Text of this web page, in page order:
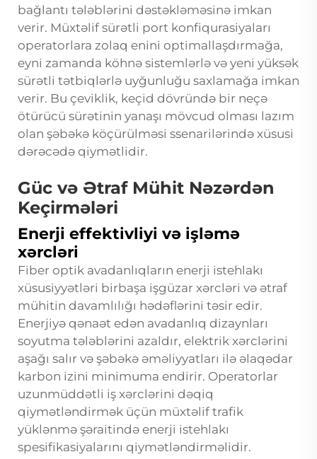
bağlantı tələblərini dəstəkləməsinə imkan
verir. Müxtəlif sürətli port konfiqurasiyaları
operatorlara zolaq enini optimallaşdırmağa,
eyni zamanda köhnə sistemlərlə və yeni yüksək
sürətli tətbiqlərlə uyğunluğu saxlamağa imkan
verir. Bu çeviklik, keçid dövründə bir neçə
ötürücü sürətinin yanaşı mövcud olması lazım
olan şəbəkə köçürülməsi ssenarilərində xüsusi
dərəcədə qiymətlidir.
Güc və Ətraf Mühit Nəzərdən
Keçirmələri
Enerji effektivliyi və işləmə
xərcləri
Fiber optik avadanlıqların enerji istehlakı
xüsusiyyətləri birbaşa işgüzar xərcləri və ətraf
mühitin davamlılığı hədəflərini təsir edir.
Enerjiyə qənaət edən avadanlıq dizaynları
soyutma tələblərini azaldır, elektrik xərclərini
aşağı salır və şəbəkə əməliyyatları ilə əlaqədar
karbon izini minimuma endirir. Operatorlar
uzunmüddətli iş xərclərini dəqiq
qiymətləndirmək üçün müxtəlif trafik
yüklənmə şəraitində enerji istehlakı
spesifikasiyalarını qiymətləndirməlidir.